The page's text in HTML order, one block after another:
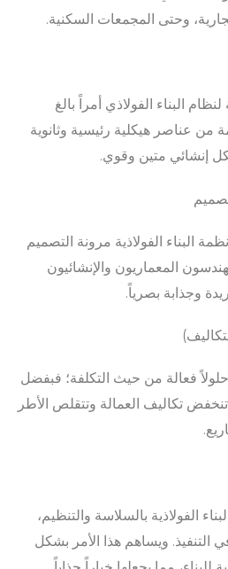
وحتى المجمعات السكنية.
البناء الفولاذي أمراً بالغ
من عناصر هيكلية رئيسية وثانوية
إنشائي متين وقوي.
البناء الفولاذية مرونة التصميم
المعماريون والإنشائيون
وجذابة بصرياً.
حلولاً فعالة من حيث التكلفة؛ فبفضل
تنخفض تكاليف العمالة وتتقلص الأطر
الفولاذية بالسلاسة والتنظيم،
التنفيذ. ويساهم هذا الأمر بشكل